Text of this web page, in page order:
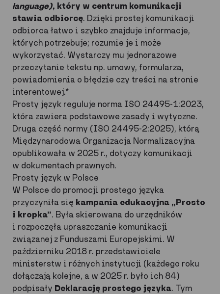
language), który w centrum komunikacji
stawia odbiorcę. Dzięki prostej komunikacji
odbiorca łatwo i szybko znajduje informacje,
których potrzebuje; rozumie je i może
wykorzystać. Wystarczy mu jednorazowe
przeczytanie tekstu np. umowy, formularza,
powiadomienia o błędzie czy treści na stronie
interentowej.*
Prosty język reguluje norma ISO 24495-1:2023,
która zawiera podstawowe zasady i wytyczne.
Druga część normy (ISO 24495-2:2025), którą
Międzynarodowa Organizacja Normalizacyjna
opublikowała w 2025 r., dotyczy komunikacji
w dokumentach prawnych.
Prosty język w Polsce
W Polsce do promocji prostego języka
przyczyniła się kampania edukacyjna „Prosto
i kropka”. Była skierowana do urzędników
i rozpoczęła upraszczanie komunikacji
związanej z Funduszami Europejskimi. W
październiku 2018 r. przedstawiciele
ministerstw i różnych instytucji (każdego roku
dołączają kolejne, a w 2025 r. było ich 84)
podpisały Deklarację prostego języka. Tym